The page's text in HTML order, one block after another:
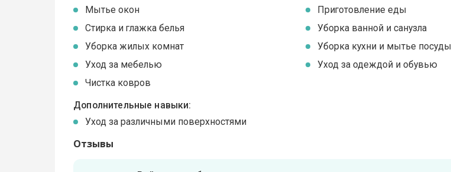
Мытье окон
Приготовление еды
Стирка и глажка белья
Уборка ванной и санузла
Уборка жилых комнат
Уборка кухни и мытье посуды
Уход за мебелью
Уход за одеждой и обувью
Чистка ковров
Дополнительные навыки:
Уход за различными поверхностями
Отзывы